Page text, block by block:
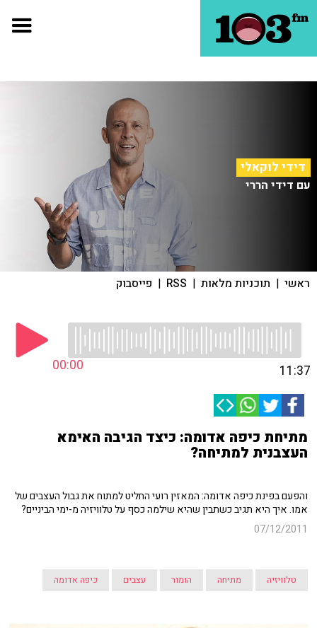
דידי לוקאלי
עם דידי הררי
ראשי | תוכניות מלאות |
RSS
| פייסבוק
00:00 11:37
מתיחת כיפה אדומה: כיצד הגיבה האימא
העצבנית למתיחה?
והפעם בפינת כיפה אדומה: המאזין רועי החליט למתוח את גבול העצבים של
אמו. איך היא תגיב כשתבין שהיא שילמה כסף על טלוויזיה מ-ימי הביניים?
07/12/2011
טלוויזיה מתיחה הומור עצבים כיפה אדומה